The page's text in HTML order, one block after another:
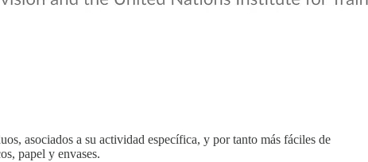
asociados a su actividad específica, y por tanto más fáciles de
papel y envases.